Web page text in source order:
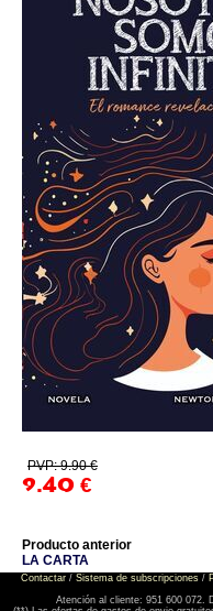
PVP: 9.90 €
9.40 €
Producto anterior
LA CARTA
Contactar/ Sistema de subscripciones/
Atención al cliente: 951 600 072.